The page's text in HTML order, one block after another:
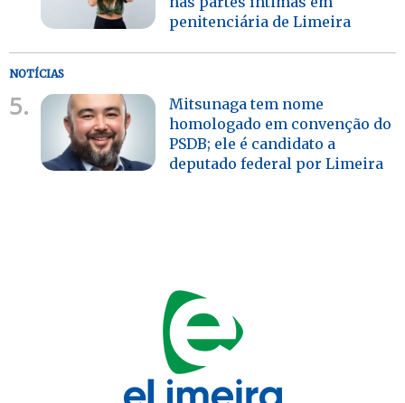
penitenciária de Limeira
NOTÍCIAS
5.
Mitsunaga tem nome
homologado em convenção do
PSDB; ele é candidato a
deputado federal por Limeira